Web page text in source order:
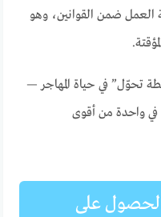
العمل ضمن القوانين، وهو
تحوّل” في حياة المهاجر —
في واحدة من أقوى
على